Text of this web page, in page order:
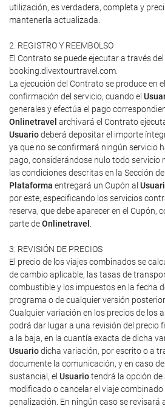
utilización, es verdadera, completa y
mantenerla actualizada.
2. REGISTRO Y REEMBOLSO
El Contrato se puede ejecutar a través
booking.divextourtravel.com.
La ejecución del Contrato se produce en
confirmación del servicio, cuando el
generales y efectúa el pago
Onlinetravel archivará el Contrato
Usuariodeberá depositar el importe
ya que no se confirmará ningún servicio
pago, considerándose nulo todo servicio
las condiciones descritas en la Sección
Plataforma entregará un Cupón al
por este, especificando los servicios
reserva, que debe aparecer en el Cupón,
parte deOnlinetravel
3. REVISIÓN DE PRECIOS
El precio de los viajes combinados se
de cambio aplicable, las tasas de
combustible y los impuestos en la fecha
programa o de cualquier versión
Cualquier variación en los precios de los
podrá dar lugar a una revisión del precio
a la baja, en la cuantía exacta de dicha
Usuariodicha variación, por escrito o a
documente la comunicación, y en caso
sustancial, el Usuariotendrá la opción
modificado o cancelar el viaje
penalización. En ningún caso se revisará